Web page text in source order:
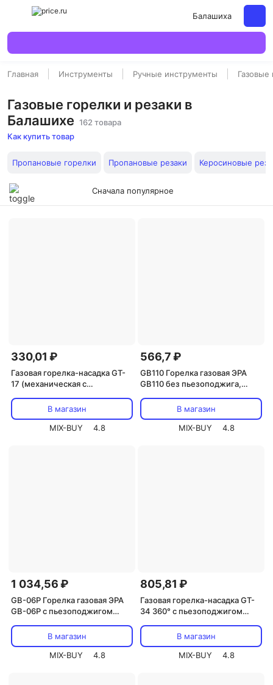
Балашиха
Главная Инструменты Ручные инструменты Газовые
Газовые горелки и резаки в
Балашихе 162 товара
Как купить товар
Пропановые горелки Пропановые резаки Керосиновые
Сначала популярное
330,01 ₽
Газовая горелка-насадка GT-
17 (механическая с
В магазин
MIX-BUY
4.8
566,7 ₽
GB110 Горелка газовая ЭРА
GB110 без пьезоподжига,
установка на баллон, цена за 1
шт
В магазин
MIX-BUY
4.8
1 034,56 ₽
GB-06P Горелка газовая ЭРА
GB-06P с пьезоподжигом
вращение 360 градусов, цена
за 1 шт
В магазин
MIX-BUY
4.8
805,81 ₽
Газовая горелка-насадка GT-
34 360° с пьезоподжигом
В магазин
MIX-BUY
4.8